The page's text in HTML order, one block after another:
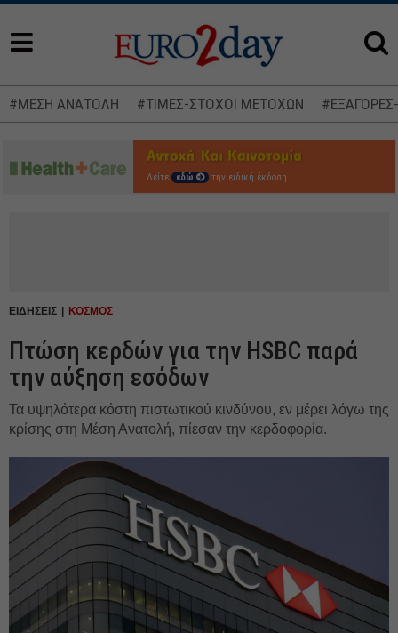
#ΜΕΣΗ ΑΝΑΤΟΛΗ #ΤΙΜΕΣ-ΣΤΟΧΟΙ ΜΕΤΟΧΩΝ
Δείτε εδώ την ειδική έκδοση
ΕΙΔΗΣΕΙΣ ΚΟΣΜΟΣ
Πτώση κερδών για την HSBC παρά
την αύξηση εσόδων
Τα υψηλότερα κόστη πιστωτικού κινδύνου, εν μέρει λόγω της
κρίσης στη Μέση Ανατολή, πίεσαν την κερδοφορία.